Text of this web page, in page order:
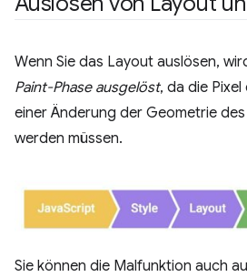
Wenn Sie das Layout auslösen,
Paint-Phase ausgelöst, da die Pixel
einer Änderung der Geometrie
werden müssen.
Sie können die Malfunktion auch